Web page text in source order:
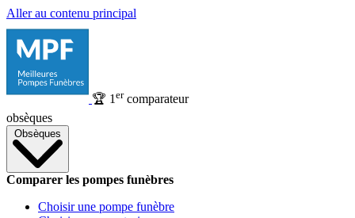
Aller au contenu principal
🏆 1 ercomparateur
obsèques
Obsèques
Comparer les pompes funèbres
Choisir une pompe funèbre